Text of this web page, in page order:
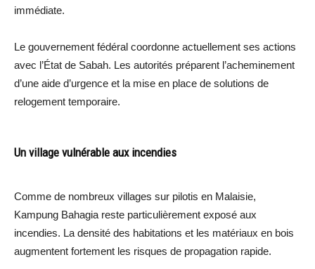
immédiate.
Le gouvernement fédéral coordonne actuellement ses actions
avec l’État de Sabah. Les autorités préparent l’acheminement
d’une aide d’urgence et la mise en place de solutions de
relogement temporaire.
Un village vulnérable aux incendies
Comme de nombreux villages sur pilotis en Malaisie,
Kampung Bahagia reste particulièrement exposé aux
incendies. La densité des habitations et les matériaux en bois
augmentent fortement les risques de propagation rapide.